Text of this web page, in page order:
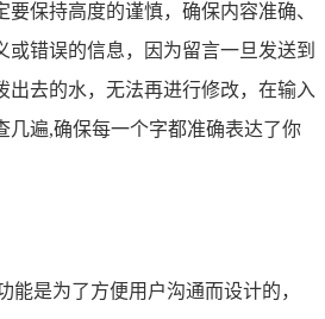
要保持高度的谨慎，确保内容准确、
或错误的信息，因为留言一旦发送到
出去的水，无法再进行修改，在输入
几遍,确保每一个字都准确表达了你
能是为了方便用户沟通而设计的，